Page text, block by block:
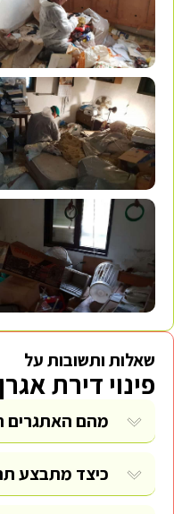
שאלות ותשובות על
פינוי דירת
מהם האתגרים
כיצד מתבצע